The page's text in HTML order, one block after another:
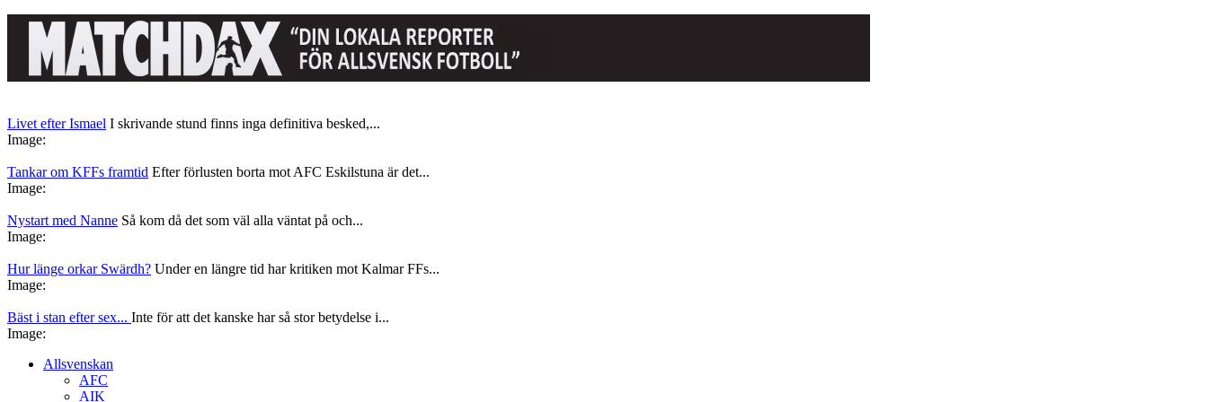
Livet efter Ismael I skrivande stund finns inga definitiva besked,...
Image:
Tankar om KFFs framtid Efter förlusten borta mot AFC Eskilstuna är det...
Image:
Nystart med Nanne Så kom då det som väl alla väntat på och...
Image:
Hur länge orkar Swärdh? Under en längre tid har kritiken mot Kalmar FFs...
Image:
Bäst i stan efter sex... Inte för att det kanske har så stor betydelse i...
Image:
Allsvenskan
AFC
AIK